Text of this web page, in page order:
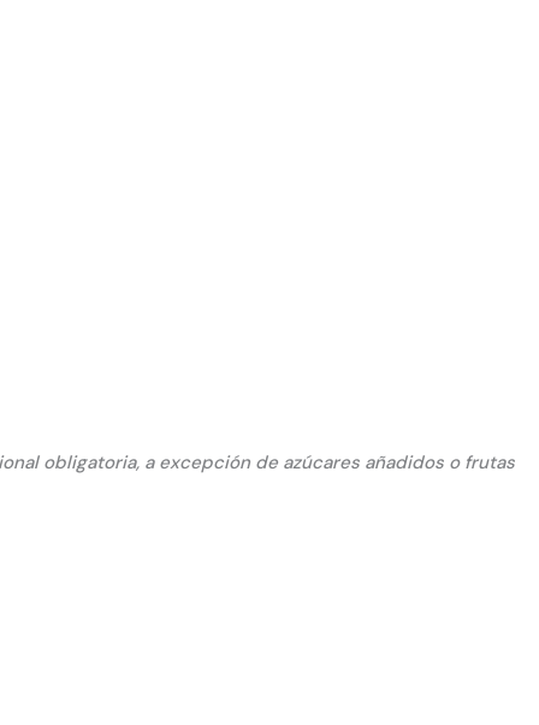
obligatoria, a excepción de azúcares añadidos o frutas